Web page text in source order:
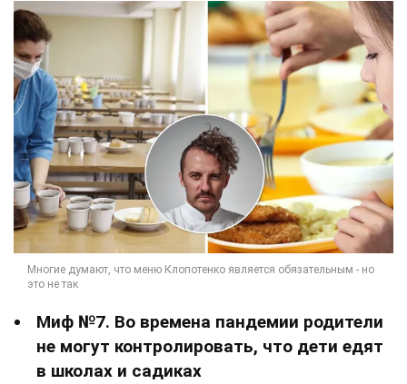
Миф №7. Во времена пандемии родители
не могут контролировать, что дети едят
в школах и садиках